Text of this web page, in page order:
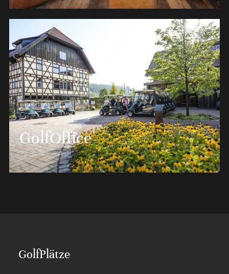
MEHR ERFAHREN
Auf 150 m² und mit 3 „TrackMan 4“ Simulatoren
spielen Sie ganzjährig auf 130 weltweiten
Golfplätzen. Dieses IndoorGolf-Erlebnis bietet Ihnen
ganzjährig die optimale Vorbereitung auf die
nächste Saison.
MEHR ERFAHREN
GolfOffice
GolfPlätze